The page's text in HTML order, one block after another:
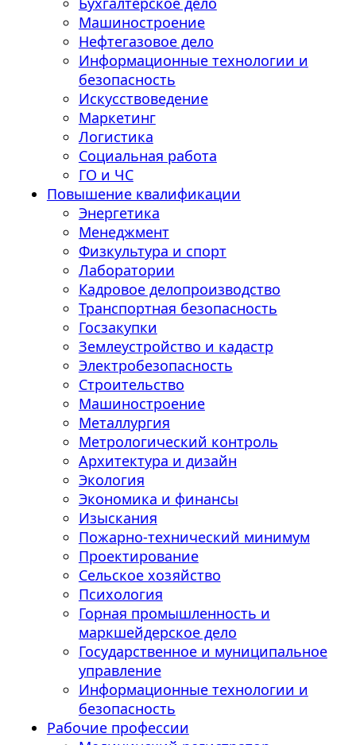
Машиностроение
Нефтегазовое дело
Информационные технологии и
безопасность
Искусствоведение
Маркетинг
Логистика
Социальная работа
ГО и ЧС
Повышение квалификации
Энергетика
Менеджмент
Физкультура и спорт
Лаборатории
Кадровое делопроизводство
Транспортная безопасность
Госзакупки
Землеустройство и кадастр
Электробезопасность
Строительство
Машиностроение
Металлургия
Метрологический контроль
Архитектура и дизайн
Экология
Экономика и финансы
Изыскания
Пожарно-технический минимум
Проектирование
Сельское хозяйство
Психология
Горная промышленность и
маркшейдерское дело
Государственное и муниципальное
управление
Информационные технологии и
безопасность
Рабочие профессии